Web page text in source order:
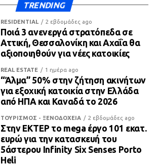
TRENDING
RESIDENTIAL 2 εβδομάδες ago
Ποιά 3 ανενεργά στρατόπεδα σε
Αττική, Θεσσαλονίκη και Αχαΐα θα
αξιοποιηθούν για νέες κατοικίες
REAL ESTATE 1 ημέρα ago
“Άλμα” 50% στην ζήτηση ακινήτων
για εξοχική κατοικία στην Ελλάδα
από ΗΠΑ και Καναδά το 2026
ΤΟΥΡΙΣΜΟΣ - ΞΕΝΟΔΟΧΕΙΑ 2 εβδομάδες ago
Στην ΕΚΤΕΡ το mega έργο 101 εκατ.
ευρώ για την κατασκευή του
5άστερου Infinity Six Senses Porto
Heli